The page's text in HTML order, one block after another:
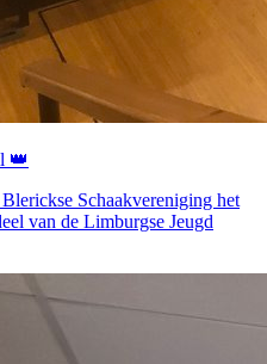
👑
Schaakvereniging het
van de Limburgse Jeugd